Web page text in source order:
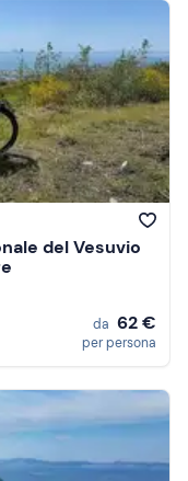
del Vesuvio
da 62 €
per persona